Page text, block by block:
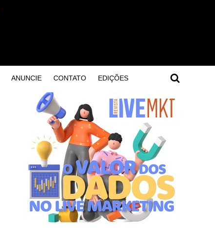
ANUNCIE CONTATO EDIÇÕES